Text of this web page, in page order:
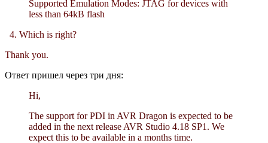
Supported Emulation Modes: JTAG for devices with
less than 64kB flash
4. Which is right?
Thank you.
Ответ пришел через три дня:
Hi,
The support for PDI in AVR Dragon is expected to be
added in the next release AVR Studio 4.18 SP1. We
expect this to be available in a months time.